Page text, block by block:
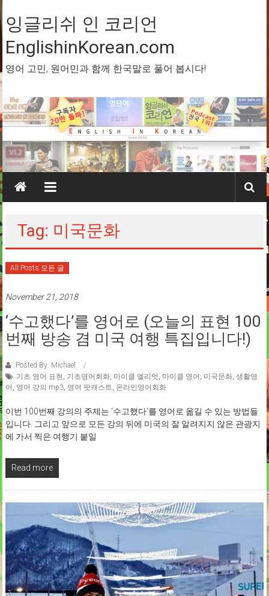
Skip
to
content
잉글리쉬 인 코리언
EnglishinKorean.com
영어 고민, 원어민과 함께 한국말로 풀어 봅시다!
Tag: 미국문화
All Posts 모든 글
November 21, 2018
‘수고했다’를 영어로 (오늘의 표현 100
번째 방송 겸 미국 여행 특집입니다!)
Posted By: Michael
기초 영어 표현 , 기초영어회화, 마이클 엘리엇 , 마이클 영어 , 미국문화, 생활영
어 , 영어 강의 mp3, 영어 팟캐스트, 온라인영어회화
이번 100번째 강의의 주제는 ‘수고했다’를 영어로 옮길 수 있는 방법들
입니다. 그리고 앞으로 모든 강의 뒤에 미국의 잘 알려지지 않은 관광지
에 가서 찍은 여행기 붙일
Read more